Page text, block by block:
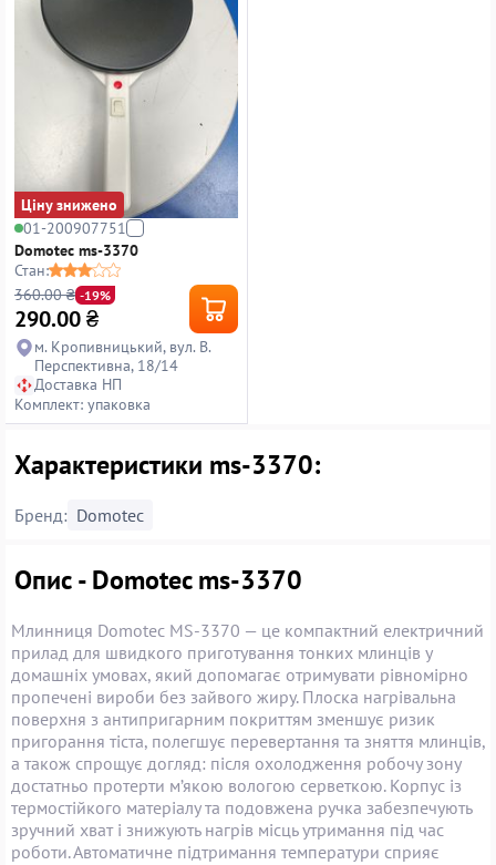
Ціну знижено
01-200907751
Domotec ms-3370
Стан:
360.00 ₴ -19%
290.00₴
м. Кропивницький, вул. В.
Перспективна, 18/14
Доставка НП
Комплект: упаковка
Характеристики ms-3370:
Бренд: Domotec
Опис - Domotec ms-3370
Млинниця Domotec MS-3370 — це компактний електричний
прилад для швидкого приготування тонких млинців у
домашніх умовах, який допомагає отримувати рівномірно
пропечені вироби без зайвого жиру. Плоска нагрівальна
поверхня з антипригарним покриттям зменшує ризик
пригорання тіста, полегшує перевертання та зняття млинців,
а також спрощує догляд: після охолодження робочу зону
достатньо протерти м’якою вологою серветкою. Корпус із
термостійкого матеріалу та подовжена ручка забезпечують
зручний хват і знижують нагрів місць утримання під час
роботи. Автоматичне підтримання температури сприяє